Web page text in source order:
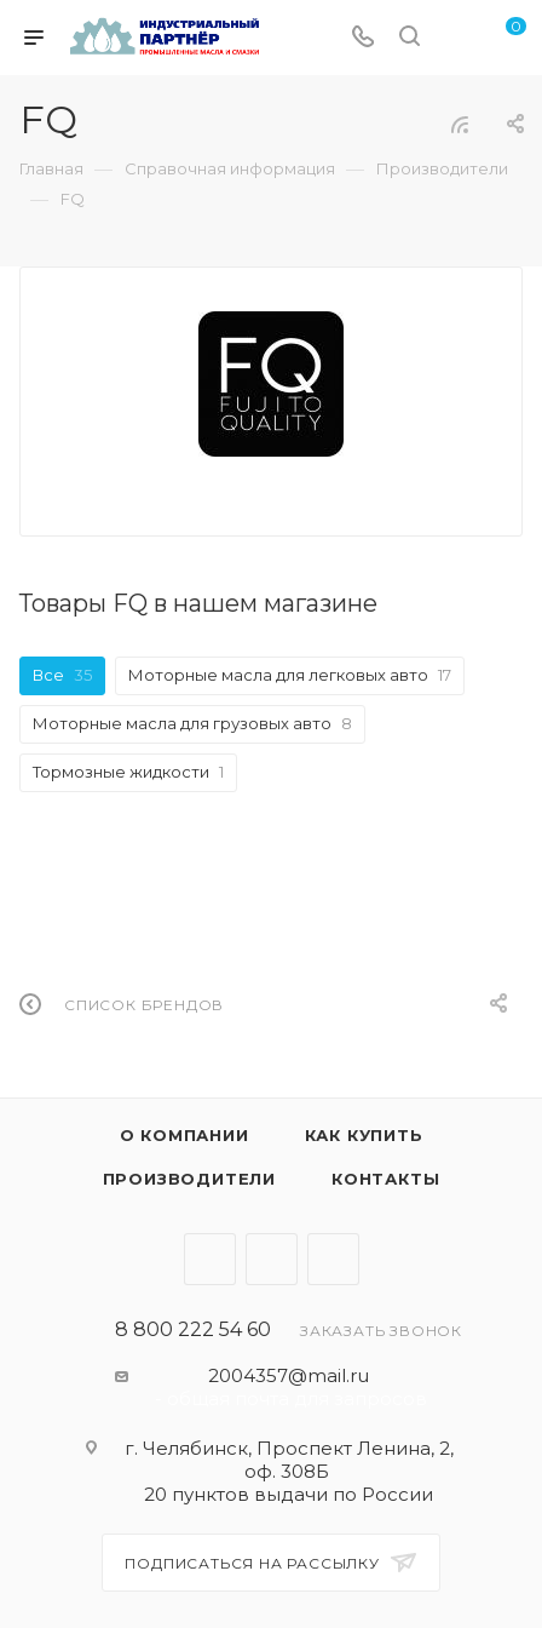
0
FQ
Главная — Справочная информация — Производители
— FQ
Товары FQ в нашем магазине
Все 35 Моторные масла для легковых авто 17
Моторные масла для грузовых авто 8
Тормозные жидкости 1
СПИСОК БРЕНДОВ
О КОМПАНИИ КАК КУПИТЬ
ПРОИЗВОДИТЕЛИ КОНТАКТЫ
8 800 222 54 60 ЗАКАЗАТЬ ЗВОНОК
2004357@mail.ru
г. Челябинск, Проспект Ленина, 2,
оф. 308Б
20 пунктов выдачи по России
ПОДПИСАТЬСЯ НА РАССЫЛКУ